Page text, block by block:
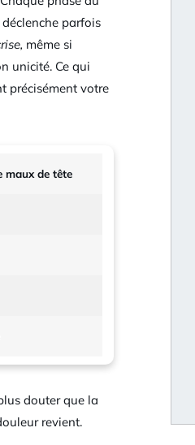
parfois
même si
unicité. Ce qui
précisément votre
maux de tête
douter que la
revient.